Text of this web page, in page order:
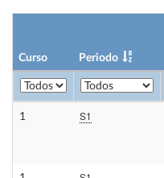
Curso Periodo
1 S1